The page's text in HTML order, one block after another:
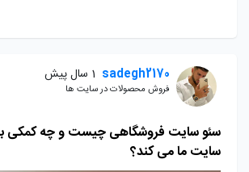
sadegh2170 1 سال پیش
فروش محصولات در سایت ها
سئو سایت فروشگاهی چیست و چه کمکی
سایت ما می کند؟